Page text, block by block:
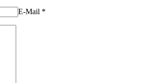
E-Mail *